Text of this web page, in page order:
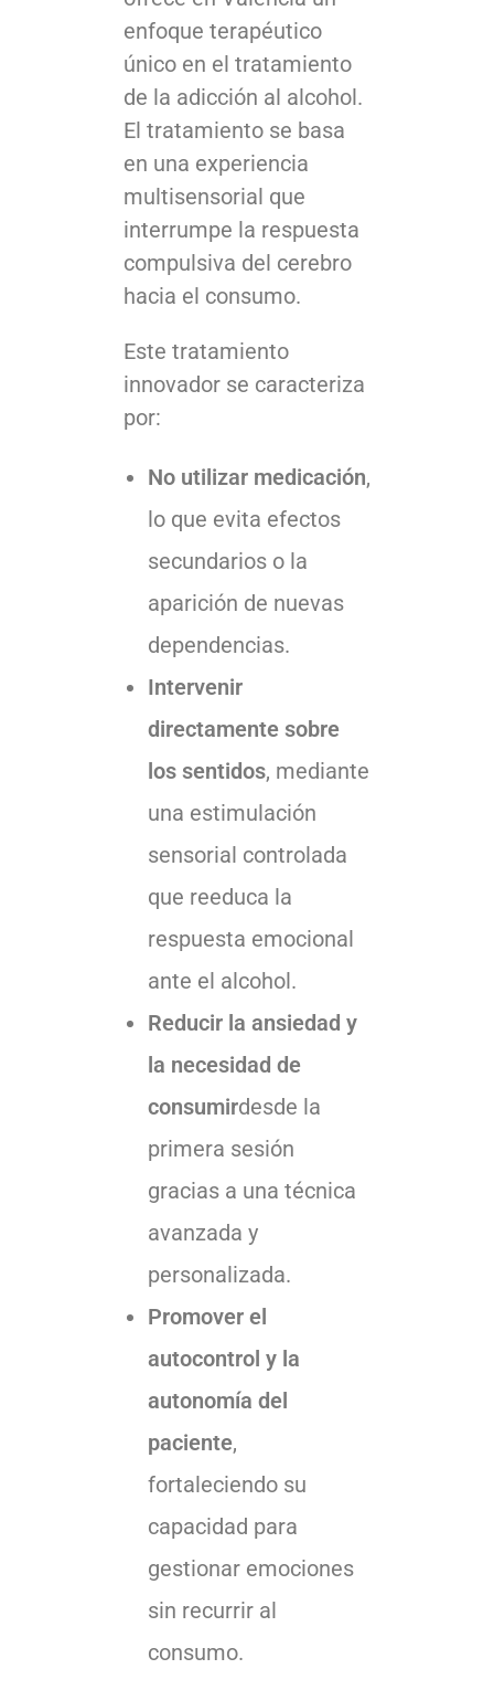
enfoque terapéutico
único en el tratamiento
de la adicción al alcohol.
El tratamiento se basa
en una experiencia
multisensorial que
interrumpe la respuesta
compulsiva del cerebro
hacia el consumo.
Este tratamiento
innovador se caracteriza
por:
No utilizar medicación,
lo que evita efectos
secundarios o la
aparición de nuevas
dependencias.
Intervenir
directamente sobre
los sentidos, mediante
una estimulación
sensorial controlada
que reeduca la
respuesta emocional
ante el alcohol.
Reducir la ansiedad y
la necesidad de
consumirdesde la
primera sesión
gracias a una técnica
avanzada y
personalizada.
Promover el
autocontrol y la
autonomía del
paciente,
fortaleciendo su
capacidad para
gestionar emociones
sin recurrir al
consumo.